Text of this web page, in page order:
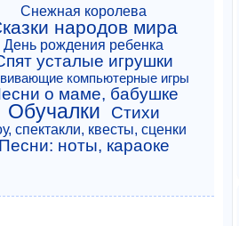
Снежная королева
народов мира
День рождения ребенка
усталые игрушки
компьютерные игры
о маме, бабушке
Обучалки Стихи
спектакли, квесты, сценки
Песни: ноты, караоке